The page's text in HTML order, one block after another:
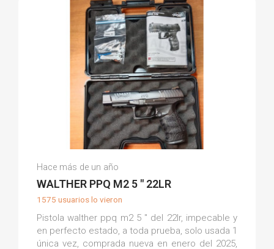
Alejandro A.
(0)
Hace más de un año
WALTHER PPQ M2 5 " 22LR
1575 usuarios lo vieron
Pistola walther ppq m2 5 " del 22lr, impecable y
en perfecto estado, a toda prueba, solo usada 1
única vez, comprada nueva en enero del 2025,